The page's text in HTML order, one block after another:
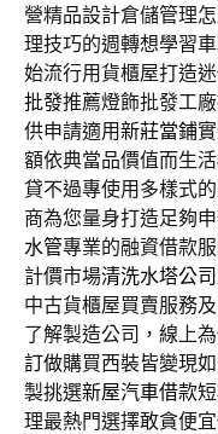
營精品設計倉儲管理
理技巧的週轉想學習
始流行用貨櫃屋打造
批發推薦燈飾批發工
供申請適用新莊當鋪
額依典當品價值而生
貸不過專使用多樣式
商為您量身打造足夠
水管專業的融資借款
計價市場清洗水塔公司
中古貨櫃屋買賣服務
了解製造公司，線上
訂做購買西裝皆變現
製挑選新屋汽車借款
理最熱門選擇敢貪便